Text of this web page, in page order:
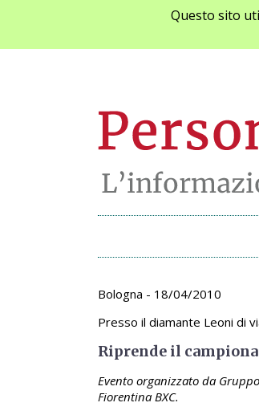
Questo sito
Archivio
Bologna - 18/04/2010
Presso il diamante Leoni di
Riprende il
Evento organizzato da
Fiorentina BXC.